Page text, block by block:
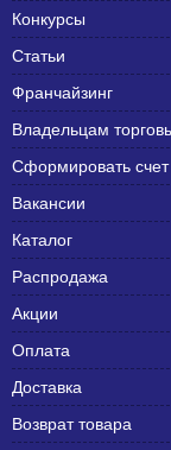
Конкурсы
Статьи
Франчайзинг
Владельцам
Сформировать
Вакансии
Каталог
Распродажа
Акции
Оплата
Доставка
Возврат товара